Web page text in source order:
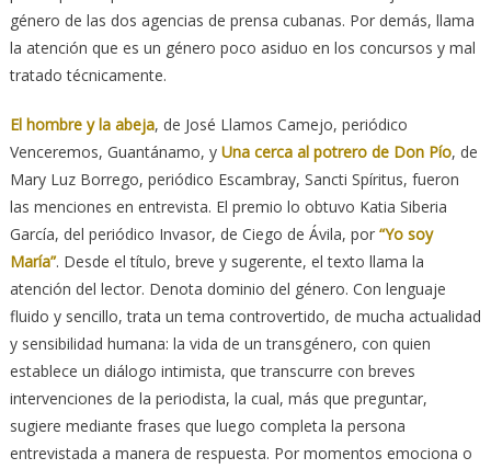
género de las dos agencias de prensa cubanas. Por demás, llama
la atención que es un género poco asiduo en los concursos y mal
tratado técnicamente.
El hombre y la abeja, de José Llamos Camejo, periódico
Venceremos, Guantánamo, y Una cerca al potrero de Don Pío, de
Mary Luz Borrego, periódico Escambray, Sancti Spíritus, fueron
las menciones en entrevista. El premio lo obtuvo Katia Siberia
García, del periódico Invasor, de Ciego de Ávila, por “Yo soy
María”. Desde el título, breve y sugerente, el texto llama la
atención del lector. Denota dominio del género. Con lenguaje
fluido y sencillo, trata un tema controvertido, de mucha actualidad
y sensibilidad humana: la vida de un transgénero, con quien
establece un diálogo intimista, que transcurre con breves
intervenciones de la periodista, la cual, más que preguntar,
sugiere mediante frases que luego completa la persona
entrevistada a manera de respuesta. Por momentos emociona o